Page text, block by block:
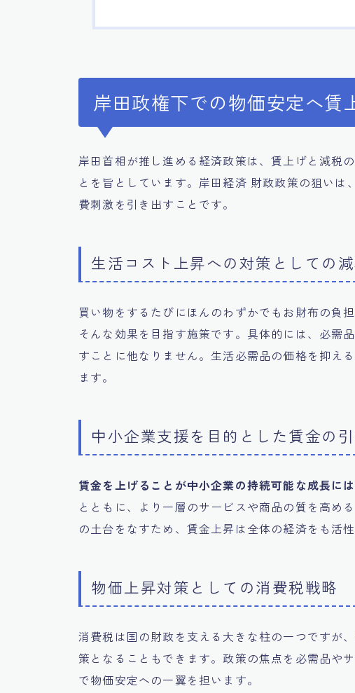
岸田政権下での物価安定へ賃
岸田首相が推し進める経済政策は、賃上げと減税
とを旨としています。岸田経済 財政政策の狙い
費刺激を引き出すことです。
生活コスト上昇への対策としての
買い物をするたびにほんのわずかでもお財布の負
そんな効果を目指す施策です。具体的には、必需
すことに他なりません。生活必需品の価格を抑え
ます。
中小企業支援を目的とした賃金の
賃金を上げることが中小企業の持続可能な成長に
とともに、より一層のサービスや商品の質を高め
の土台をなすため、賃金上昇は全体の経済をも活
物価上昇対策としての消費税戦略
消費税は国の財政を支える大きな柱の一つですが
策となることもできます。政策の焦点を必需品や
で物価安定への一翼を担います。